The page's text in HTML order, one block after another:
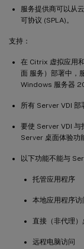
服务提供商可以从
可协议 (SPLA)。
支持：
在 Citrix 虚拟应用
面 服务）部署中，
Windows 服务器
所有 Server VDI 部
要使 Server VDI 与
Server 桌面体验功
以下功能不能与
托管应用程序
本地应用程序访
直接（非代理）
远程电脑访问